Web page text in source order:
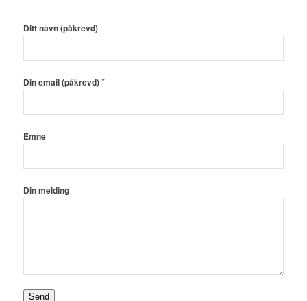
Ditt navn (påkrevd)
Din email (påkrevd)*
Emne
Din melding
Send